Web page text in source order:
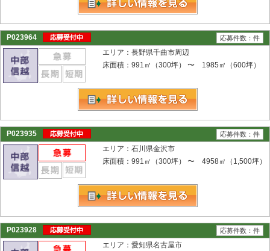
P023964 応募件数：件
エリア：長野県千曲市周辺
床面積：991㎡（300坪） 〜 1985㎡（600坪）
P023935 応募件数：件
エリア：石川県金沢市
床面積：991㎡（300坪） 〜 4958㎡（1,500坪）
P023928 応募件数：件
エリア：愛知県名古屋市